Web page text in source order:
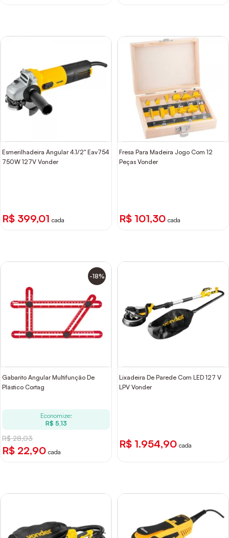
Esmerilhadeira Angular 4.1/2" Eav754
750W 127V Vonder
R$ 399,01 cada
Fresa Para Madeira Jogo Com 12
Peças Vonder
R$ 101,30 cada
-18%
Gabarito Angular Multifunção De
Plástico Cortag
Economize:
R$ 5,13
R$ 28,03
R$ 22,90 cada
Lixadeira De Parede Com LED 127 V
LPV Vonder
R$ 1.954,90 cada